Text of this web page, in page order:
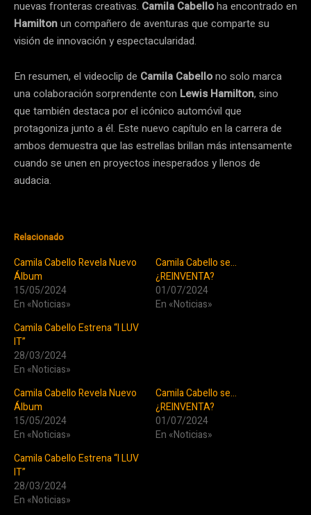
nuevas fronteras creativas. Camila Cabelloha encontrado en
Hamiltonun compañero de aventuras que comparte su
visión de innovación y espectacularidad.
En resumen, el videoclip de Camila Cabellono solo marca
una colaboración sorprendente con Lewis Hamilton, sino
que también destaca por el icónico automóvil que
protagoniza junto a él. Este nuevo capítulo en la carrera de
ambos demuestra que las estrellas brillan más intensamente
cuando se unen en proyectos inesperados y llenos de
audacia.
Relacionado
Camila Cabello Revela Nuevo
Álbum
15/05/2024
En «Noticias»
Camila Cabello se…
¿REINVENTA?
01/07/2024
En «Noticias»
Camila Cabello Estrena “I LUV
IT”
28/03/2024
En «Noticias»
Camila Cabello Revela Nuevo
Álbum
15/05/2024
En «Noticias»
Camila Cabello se…
¿REINVENTA?
01/07/2024
En «Noticias»
Camila Cabello Estrena “I LUV
IT”
28/03/2024
En «Noticias»